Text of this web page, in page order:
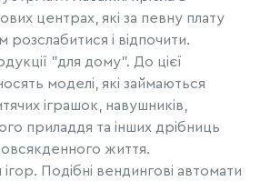
центрах, які за певну плату
розслабитися і відпочити.
"для дому". До цієї
моделі, які займаються
іграшок, навушників,
приладдя та інших дрібниць
життя.
Подібні вендингові автомати